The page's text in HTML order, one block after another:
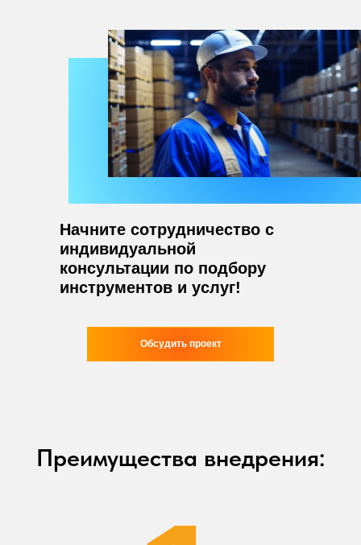
Начните сотрудничество с
индивидуальной
консультации по подбору
инструментов и услуг!
Обсудить проект
Преимущества внедрения: